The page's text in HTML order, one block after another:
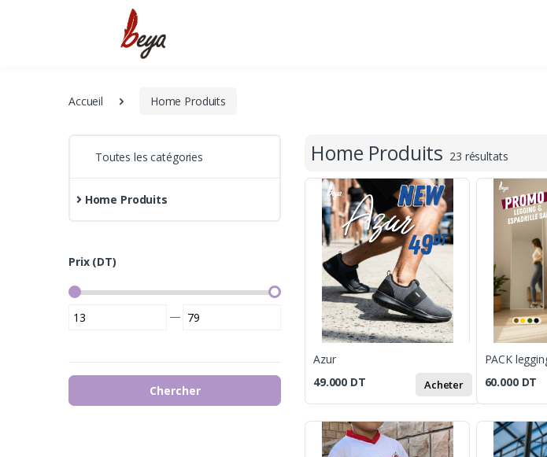
Accueil Home Produits
Toutes les catégories
Home Produits
Prix (DT)
—
Chercher
Home Produits 23 résultats
Azur
49.000 DT Acheter
PACK
60.000 DT